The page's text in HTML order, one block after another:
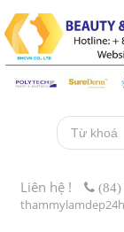
Liên hệ ! (84)